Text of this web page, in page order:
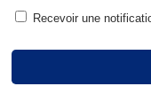
Recevoir une